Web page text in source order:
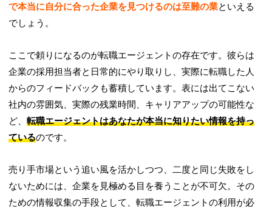
で本当に自分に合った企業を見つけるのは至難の業といえる
でしょう。
ここで頼りになるのが転職エージェントの存在です。彼らは
企業の採用担当者と日常的にやり取りし、実際に転職した人
からのフィードバックも蓄積しています。表には出てこない
社内の雰囲気、実際の残業時間、キャリアアップの可能性な
ど、転職エージェントはあなたが本当に知りたい情報を持っ
ているのです。
売り手市場という追い風を活かしつつ、二度と同じ失敗をし
ないためには、企業を見極める目を養うことが不可欠。その
ための情報収集の手段として、転職エージェントの利用が必